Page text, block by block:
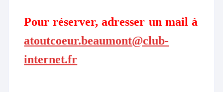
Pour réserver, adresser un mail à
atoutcoeur.beaumont@club-
internet.fr